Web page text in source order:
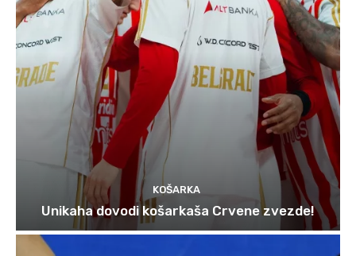
KOŠARKA
Unikaha dovodi košarkaša Crvene zvezde!